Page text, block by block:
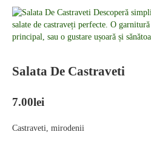
Salata De Castraveti
7.00lei
Castraveti, mirodenii